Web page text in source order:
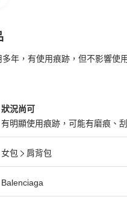
黎世家水桶機車包商品詳情
年，有使用痕跡，但不影響使
女包商品狀態與細節
狀況尚可
有明顯使用痕跡，可能有磨痕、
狀況尚可
女包 分類資訊
女包
肩背包
女包/肩背包推薦
精品女包品牌介紹
Balenciaga
推薦清單